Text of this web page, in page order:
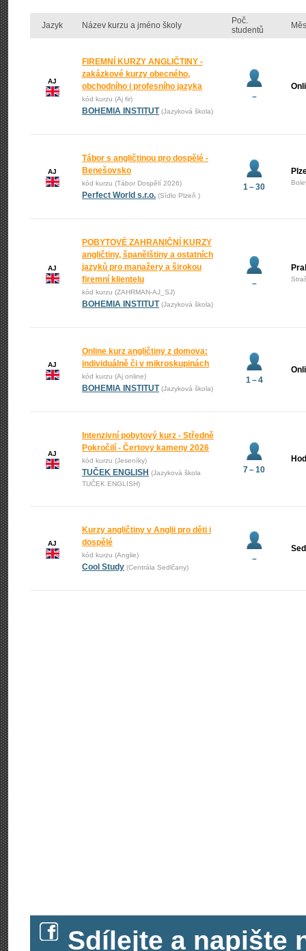
Jazyk Název kurzu a jméno školy
Poč.
studentů
AJ
FIREMNÍ KURZY ANGLIČTINY -
zakázkové kurzy obecného,
obchodního i profesního jazyka
kód kurzu (Aj fir)
BOHEMIA INSTITUT (Jazyková škola)
–
AJ
Tábor s angličtinou pro dospělé -
Benešovsko
kód kurzu (Tábor Dospělí 2026)
Perfect World s.r.o. (Sídlo Plzeň )
1 – 30
AJ
POBYTOVÉ ZAHRANIČNÍ KURZY
angličtiny, španělštiny a ostatních
jazyků pro manažery a širokou
firemní klientelu
kód kurzu (ZAHRMAN-AJ_SJ)
BOHEMIA INSTITUT (Jazyková škola)
–
AJ
Online kurz angličtiny z domova:
individuálně či v mikroskupinách
kód kurzu (Aj online)
BOHEMIA INSTITUT (Jazyková škola)
1 – 4
AJ
Intenzivní pobytový kurz - Středně
Pokročilí - Čertovy kameny 2026
kód kurzu (Jeseníky)
TUČEK ENGLISH (Jazyková škola
TUČEK ENGLISH)
7 – 10
AJ
Kurzy angličtiny v Anglii pro děti i
dospělé
kód kurzu (Anglie)
Cool Study (Centrála Sedlčany)
–
Sdílejte a napište